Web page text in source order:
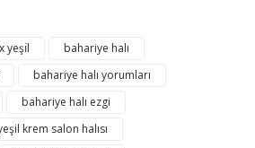
yeşı̇l
bahariye halı
bahariye halı yorumları
bahariye halı ezgi
krem salon halısı